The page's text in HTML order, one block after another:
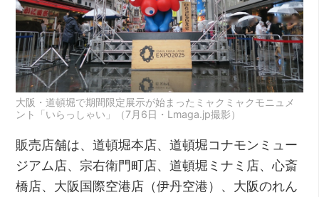
大阪・道頓堀で期間限定展示が始まったミャクミャクモニュメ
ント「いらっしゃい」（7月6日・Lmaga.jp撮影）
販売店舗は、道頓堀本店、道頓堀コナモンミュー
ジアム店、宗右衛門町店、道頓堀ミナミ店、心斎
橋店、大阪国際空港店（伊丹空港）、大阪のれん